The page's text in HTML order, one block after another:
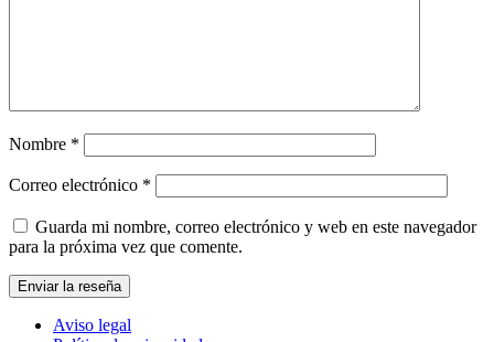
Nombre *
Correo electrónico *
Guarda mi nombre, correo electrónico y web en este navegador
para la próxima vez que comente.
Aviso legal